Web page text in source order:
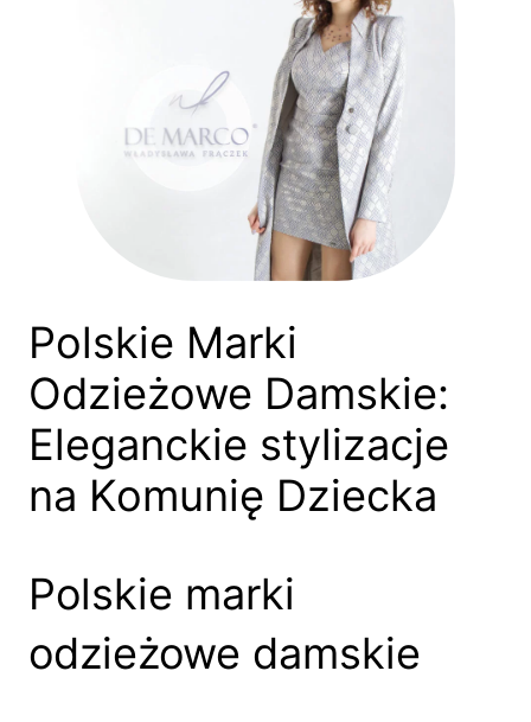
Polskie Marki
Odzieżowe Damskie:
Eleganckie stylizacje
na Komunię Dziecka
Polskie marki
odzieżowe damskie